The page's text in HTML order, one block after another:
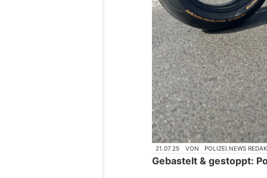
21.07.25 VON POLIZEI.NEWS
Gebastelt & gestoppt: